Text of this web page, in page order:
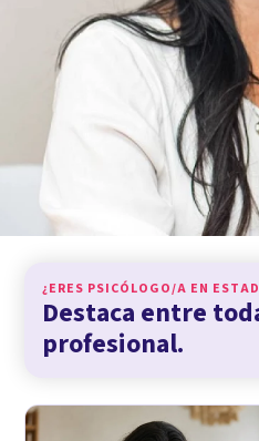
¿ERES PSICÓLOGO/A EN
Destaca entre
profesional.